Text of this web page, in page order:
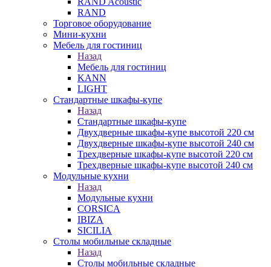
RAND
Торговое оборудование
Мини-кухни
Мебель для гостиниц
Назад
Мебель для гостиниц
KANN
LIGHT
Стандартные шкафы-купе
Назад
Стандартные шкафы-купе
Двухдверные шкафы-купе высотой 220 см
Двухдверные шкафы-купе высотой 240 см
Трехдверные шкафы-купе высотой 220 см
Трехдверные шкафы-купе высотой 240 см
Модульные кухни
Назад
Модульные кухни
CORSICA
IBIZA
SICILIA
Столы мобильные складные
Назад
Столы мобильные складные